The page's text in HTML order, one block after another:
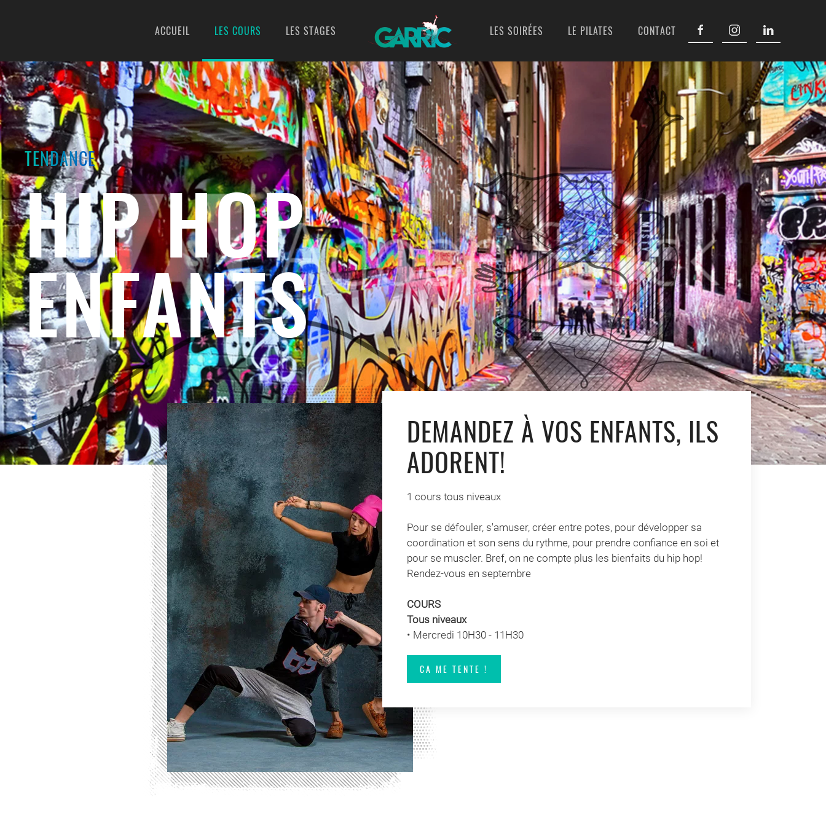
ACCUEIL LES COURS LES STAGES LES SOIRÉES LE PILATES CONTACT
TENDANCE
HIP HOP
ENFANTS
DEMANDEZ À VOS ENFANTS, ILS
ADORENT!
1 cours tous niveaux
Pour se défouler, s'amuser, créer entre potes, pour développer sa
coordination et son sens du rythme, pour prendre confiance en soi et
pour se muscler. Bref, on ne compte plus les bienfaits du hip hop!
Rendez-vous en septembre
COURS
Tous niveaux
• Mercredi 10H30 - 11H30
CA ME TENTE !